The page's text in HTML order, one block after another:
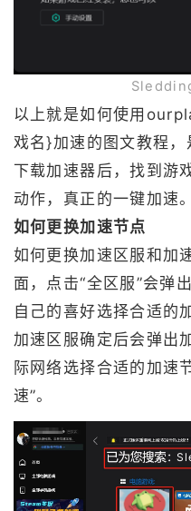
以上就是如何使用
戏名}加速的图文教程
下载加速器后，找到游
动作，真正的一键加速。
如何更换加速节点
如何更换加速区服和加
面，点击“全区服”会弹
自己的喜好选择合适的
加速区服确定后会弹出
际网络选择合适的加速
速”。